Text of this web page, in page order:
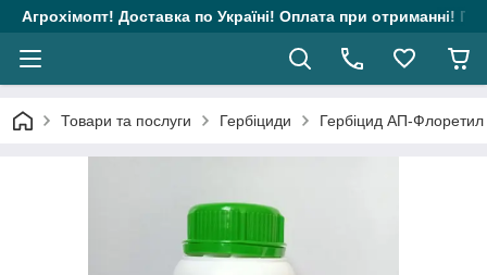
Агрохімопт! Доставка по Україні! Оплата при отриманні!
Товари та послуги Гербіциди Гербіцид АП-